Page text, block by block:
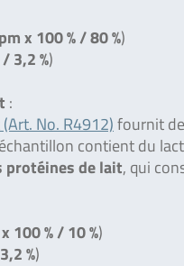
x 100 % / 80 %)
3,2 %)
:
No. R4912)fournit
contient du
protéines de lait, qui
100 % / 10 %)
%)